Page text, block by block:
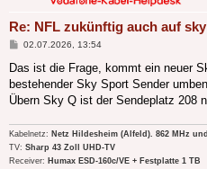
Re: NFL zukünftig auch auf sky
Beitrag
02.07.2026, 13:54
Das ist die Frage, kommt ein neuer
bestehender Sky Sport Sender
Übern Sky Q ist der Sendeplatz 208
Kabelnetz: Netz Hildesheim (Alfeld). 862 MHz
TV: Sharp 43 Zoll UHD-TV
Receiver: Humax ESD-160c/VE + Festplatte 1 TB